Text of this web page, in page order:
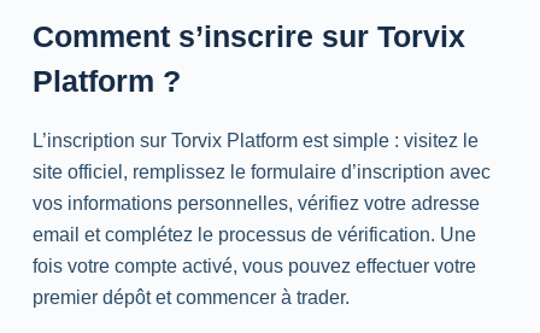
Comment s’inscrire sur Torvix
Platform ?
L’inscription sur Torvix Platform est simple : visitez le
site officiel, remplissez le formulaire d’inscription avec
vos informations personnelles, vérifiez votre adresse
email et complétez le processus de vérification. Une
fois votre compte activé, vous pouvez effectuer votre
premier dépôt et commencer à trader.